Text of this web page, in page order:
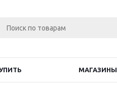
МАГАЗИНЫ